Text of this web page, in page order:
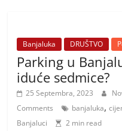
Banjaluka DRUŠTVO
Parking u
iduće sedmice?
25 Septembra, 2023
Comments
banjaluka,
Banjaluci
2 min read